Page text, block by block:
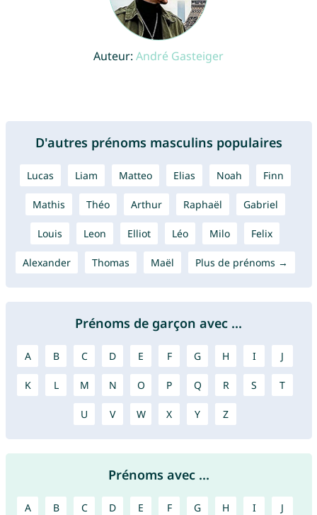
Auteur: André Gasteiger
D'autres prénoms masculins populaires
Lucas Liam Matteo Elias Noah Finn
Mathis Théo Arthur Raphaël Gabriel
Louis Leon Elliot Léo Milo Felix
Alexander Thomas Maël Plus de prénoms →
Prénoms de garçon avec ...
A B C D E F G H I J
K L M N O P Q R S T
U V W X Y Z
Prénoms avec ...
A B C D E F G H I J